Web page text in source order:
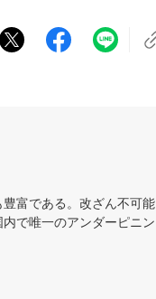
富である。改ざん不可能
で唯一のアンダーピニン